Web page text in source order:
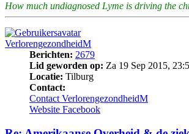
How much undiagnosed Lyme is driving the
VerlorengezondheidM
Berichten: 2679
Lid geworden op: Za 19 Sep 2015,
Locatie: Tilburg
Contact:
Contact VerlorengezondheidM
Website Facebook